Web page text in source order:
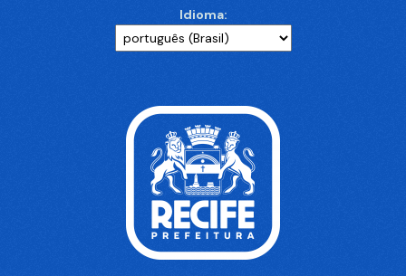
Idioma